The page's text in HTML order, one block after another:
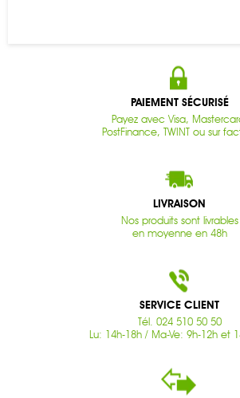
PAIEMENT SÉCURISÉ
Payez avec Visa,
PostFinance, TWINT ou sur
LIVRAISON
Nos produits sont livrables
en moyenne en 48h
SERVICE CLIENT
Tél. 024 510 50 50
Lu: 14h-18h / Ma-Ve: 9h-12h et